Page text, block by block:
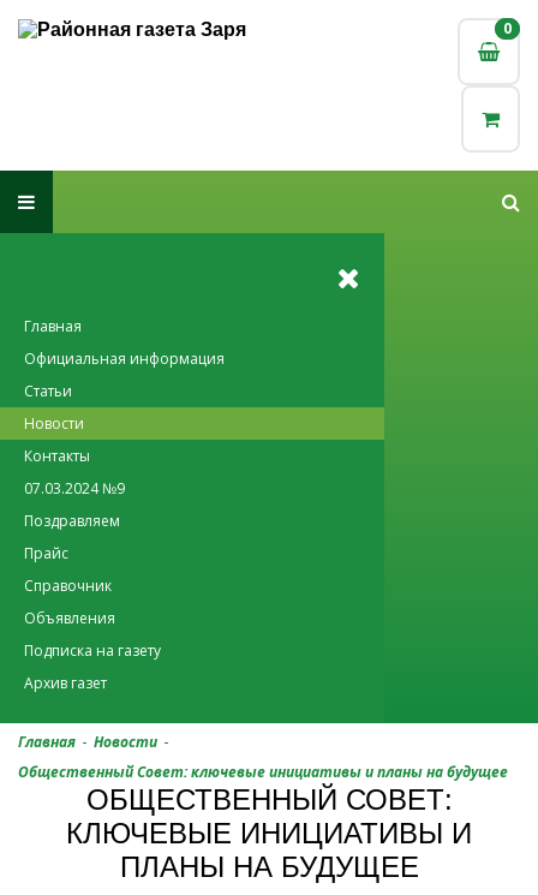
0
0
Главная
Официальная информация
Статьи
Новости
Контакты
07.03.2024 №9
Поздравляем
Прайс
Справочник
Объявления
Подписка на газету
Архив газет
Главная - Новости -
Общественный Совет: ключевые инициативы и планы на будущее
ОБЩЕСТВЕННЫЙ СОВЕТ:
КЛЮЧЕВЫЕ ИНИЦИАТИВЫ И
ПЛАНЫ НА БУДУЩЕЕ